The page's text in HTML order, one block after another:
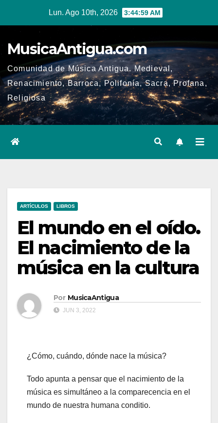
Lun. Ago 10th, 2026 3:45:00 AM
MusicaAntigua.com
Comunidad de Música Antigua. Medieval,
Renacimiento, Barroca, Polifonía, Sacra, Profana,
Religiosa
ARTÍCULOS LIBROS
El mundo en el oído.
El nacimiento de la
música en la cultura
Por MusicaAntigua
JUN 3, 2022
¿Cómo, cuándo, dónde nace la música?
Todo apunta a pensar que el nacimiento de la
música es simultáneo a la comparecencia en el
mundo de nuestra humana conditio.